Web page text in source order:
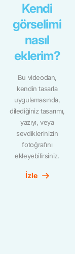
Kendi
görselimi
nasıl
eklerim?
Bu videodan,
kendin tasarla
uygulamasında,
dilediğiniz tasarımı,
yazıyı, veya
sevdiklerinizin
fotoğrafını
ekleyebilirsiniz.
İzle